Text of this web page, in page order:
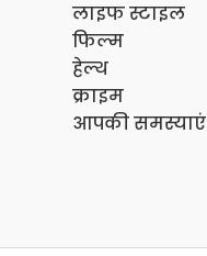
लाइफ स्टाइल
फिल्म
हेल्थ
क्राइम
आपकी समस्याएं